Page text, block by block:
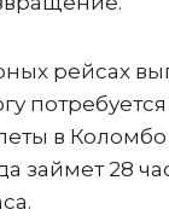
рейсах
в Коломбо
займет 28